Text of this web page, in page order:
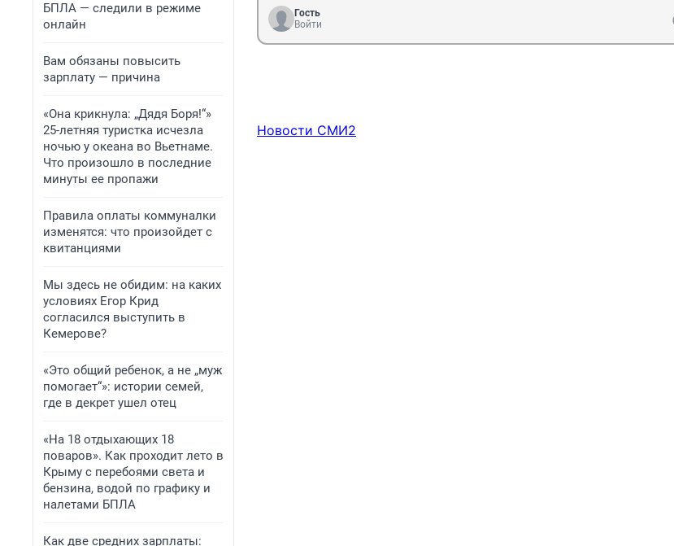
БПЛА — следили в режиме
онлайн
Вам обязаны повысить
зарплату — причина
«Она крикнула: „Дядя Боря!“»
25-летняя туристка исчезла
ночью у океана во Вьетнаме.
Что произошло в последние
минуты ее пропажи
Правила оплаты коммуналки
изменятся: что произойдет с
квитанциями
Мы здесь не обидим: на каких
условиях Егор Крид
согласился выступить в
Кемерове?
«Это общий ребенок, а не „муж
помогает“»: истории семей,
где в декрет ушел отец
«На 18 отдыхающих 18
поваров». Как проходит лето в
Крыму с перебоями света и
бензина, водой по графику и
налетами БПЛА
Как две средних зарплаты:
Гость
Войти
Новости СМИ2